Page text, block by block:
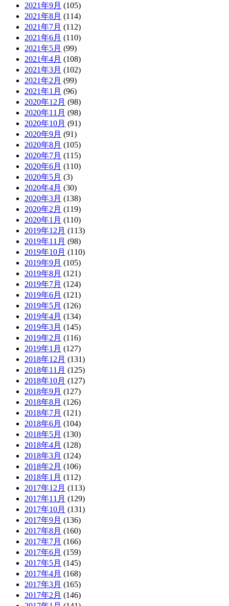
2021年9月 (105)
2021年8月 (114)
2021年7月 (112)
2021年6月 (110)
2021年5月 (99)
2021年4月 (108)
2021年3月 (102)
2021年2月 (99)
2021年1月 (96)
2020年12月 (98)
2020年11月 (98)
2020年10月 (91)
2020年9月 (91)
2020年8月 (105)
2020年7月 (115)
2020年6月 (110)
2020年5月 (3)
2020年4月 (30)
2020年3月 (138)
2020年2月 (119)
2020年1月 (110)
2019年12月 (113)
2019年11月 (98)
2019年10月 (110)
2019年9月 (105)
2019年8月 (121)
2019年7月 (124)
2019年6月 (121)
2019年5月 (126)
2019年4月 (134)
2019年3月 (145)
2019年2月 (116)
2019年1月 (127)
2018年12月 (131)
2018年11月 (125)
2018年10月 (127)
2018年9月 (127)
2018年8月 (126)
2018年7月 (121)
2018年6月 (104)
2018年5月 (130)
2018年4月 (128)
2018年3月 (124)
2018年2月 (106)
2018年1月 (112)
2017年12月 (113)
2017年11月 (129)
2017年10月 (131)
2017年9月 (136)
2017年8月 (160)
2017年7月 (166)
2017年6月 (159)
2017年5月 (145)
2017年4月 (168)
2017年3月 (165)
2017年2月 (146)